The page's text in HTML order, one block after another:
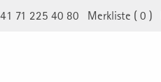
Merkliste (0 )
71 225 40 80